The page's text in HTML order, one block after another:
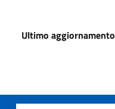
Ultimo aggiornamento